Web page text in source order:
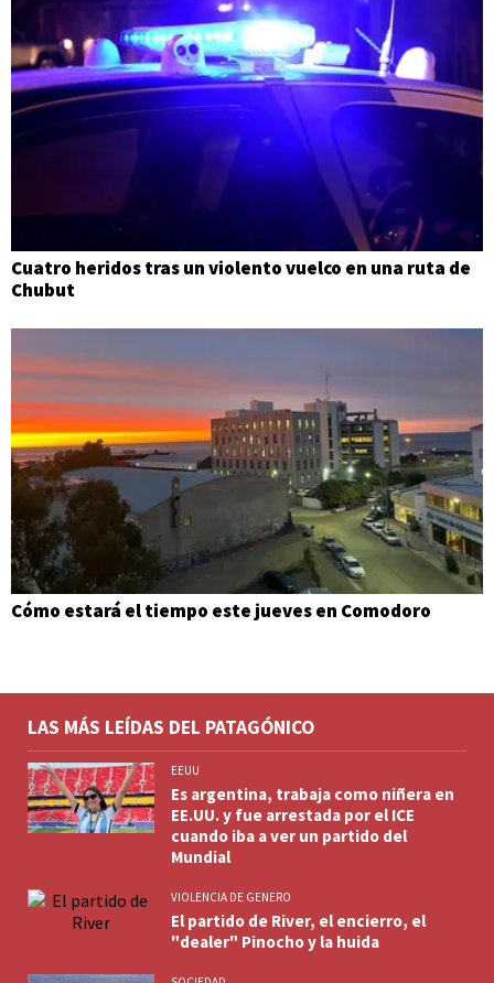
Cuatro heridos tras un violento vuelco en una ruta de
Chubut
Cómo estará el tiempo este jueves en Comodoro
LAS MÁS LEÍDAS DEL PATAGÓNICO
EEUU
Es argentina, trabaja como niñera en
EE.UU. y fue arrestada por el ICE
cuando iba a ver un partido del
Mundial
VIOLENCIA DE GENERO
El partido de River, el encierro, el
"dealer" Pinocho y la huida